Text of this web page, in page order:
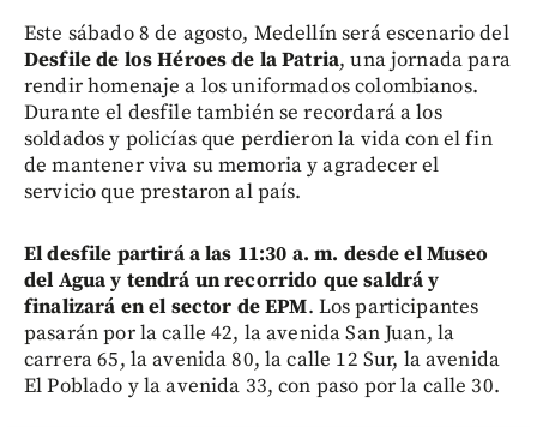
Este sábado 8 de agosto, Medellín será escenario del
Desfile de los Héroes de la Patria, una jornada para
rendir homenaje a los uniformados colombianos.
Durante el desfile también se recordará a los
soldados y policías que perdieron la vida con el fin
de mantener viva su memoria y agradecer el
servicio que prestaron al país.
El desfile partirá a las 11:30 a. m. desde el Museo
del Agua y tendrá un recorrido que saldrá y
finalizará en el sector de EPM. Los participantes
pasarán por la calle 42, la avenida San Juan, la
carrera 65, la avenida 80, la calle 12 Sur, la avenida
El Poblado y la avenida 33, con paso por la calle 30.